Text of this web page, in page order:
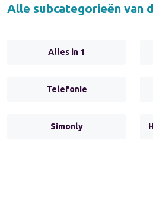
Alle subcategorieën van
Alles in 1
Telefonie
Simonly